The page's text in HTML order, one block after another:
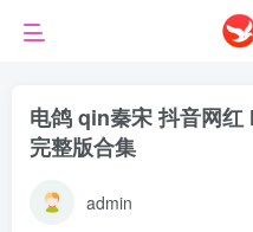
电鸽 qin秦宋 抖音网红
完整版合集
admin